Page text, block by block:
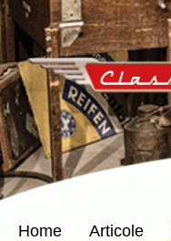
Home Articole